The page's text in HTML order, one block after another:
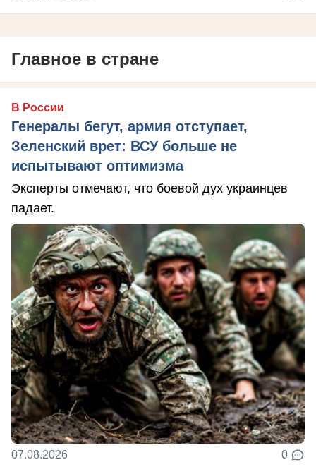
Главное в стране
В России
Генералы бегут, армия отступает,
Зеленский врет: ВСУ больше не
испытывают оптимизма
Эксперты отмечают, что боевой дух украинцев
падает.
07.08.2026 0